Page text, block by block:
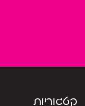
קטגוריות